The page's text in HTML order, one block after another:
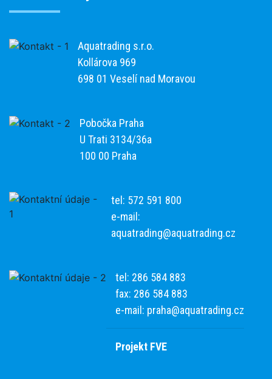
Aquatrading s.r.o.
Kollárova 969
698 01 Veselí nad Moravou
Pobočka Praha
U Trati 3134/36a
100 00 Praha
tel: 572 591 800
e-mail:
aquatrading@aquatrading.cz
tel: 286 584 883
fax: 286 584 883
e-mail: praha@aquatrading.cz
Projekt FVE